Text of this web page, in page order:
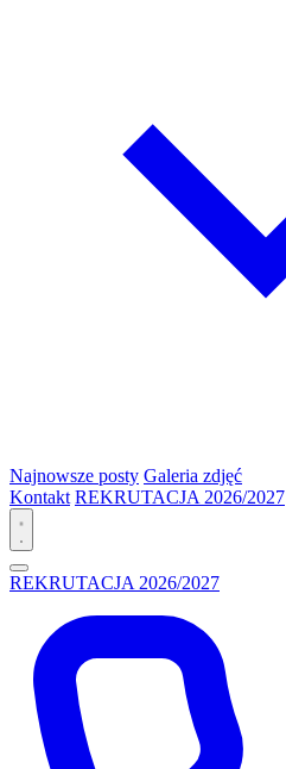
Najnowsze posty Galeria zdjęć
Kontakt REKRUTACJA 2026/2027
REKRUTACJA 2026/2027